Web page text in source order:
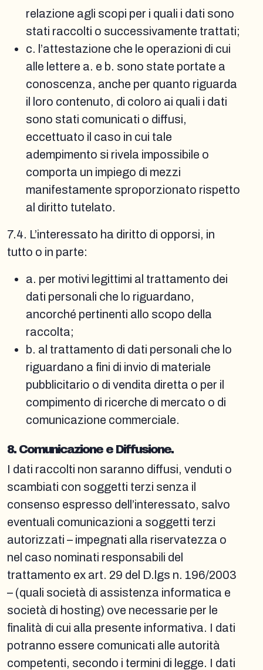
relazione agli scopi per i quali i dati sono
stati raccolti o successivamente trattati;
c. l’attestazione che le operazioni di cui
alle lettere a. e b. sono state portate a
conoscenza, anche per quanto riguarda
il loro contenuto, di coloro ai quali i dati
sono stati comunicati o diffusi,
eccettuato il caso in cui tale
adempimento si rivela impossibile o
comporta un impiego di mezzi
manifestamente sproporzionato rispetto
al diritto tutelato.
7.4. L’interessato ha diritto di opporsi, in
tutto o in parte:
a. per motivi legittimi al trattamento dei
dati personali che lo riguardano,
ancorché pertinenti allo scopo della
raccolta;
b. al trattamento di dati personali che lo
riguardano a fini di invio di materiale
pubblicitario o di vendita diretta o per il
compimento di ricerche di mercato o di
comunicazione commerciale.
8. Comunicazione e Diffusione.
I dati raccolti non saranno diffusi, venduti o
scambiati con soggetti terzi senza il
consenso espresso dell’interessato, salvo
eventuali comunicazioni a soggetti terzi
autorizzati – impegnati alla riservatezza o
nel caso nominati responsabili del
trattamento ex art. 29 del D.lgs n. 196/2003
– (quali società di assistenza informatica e
società di hosting) ove necessarie per le
finalità di cui alla presente informativa. I dati
potranno essere comunicati alle autorità
competenti, secondo i termini di legge. I dati